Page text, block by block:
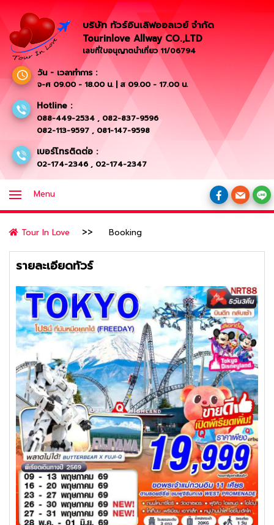
บริษัท ทัวร์อินเลิฟออลเวย์ จำกัด
Tourinlove Allway CO.,LTD
เลขที่ใบอนุญาตนำเที่ยว 11/06794
วัน - เวลาทำการ :
จ-ศ 09.00 - 18.00 น. | ส 09.00 - 17.00 น.
Hotline :
088-449-2534 , 082-837-9596
082-113-9597 , 081-147-9598
เบอร์โทรติดต่อ :
02-174-2346 , 02-174-2347
Menu
Tour In Love Booking
รายละเอียดทัวร์